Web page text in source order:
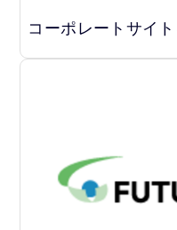
コーポレートサイ